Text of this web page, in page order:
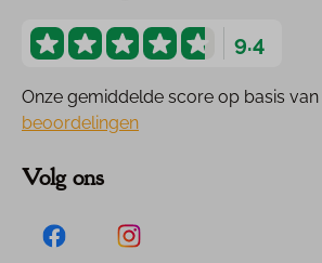
9.4
Onze gemiddelde score op basis van
beoordelingen
Volg ons